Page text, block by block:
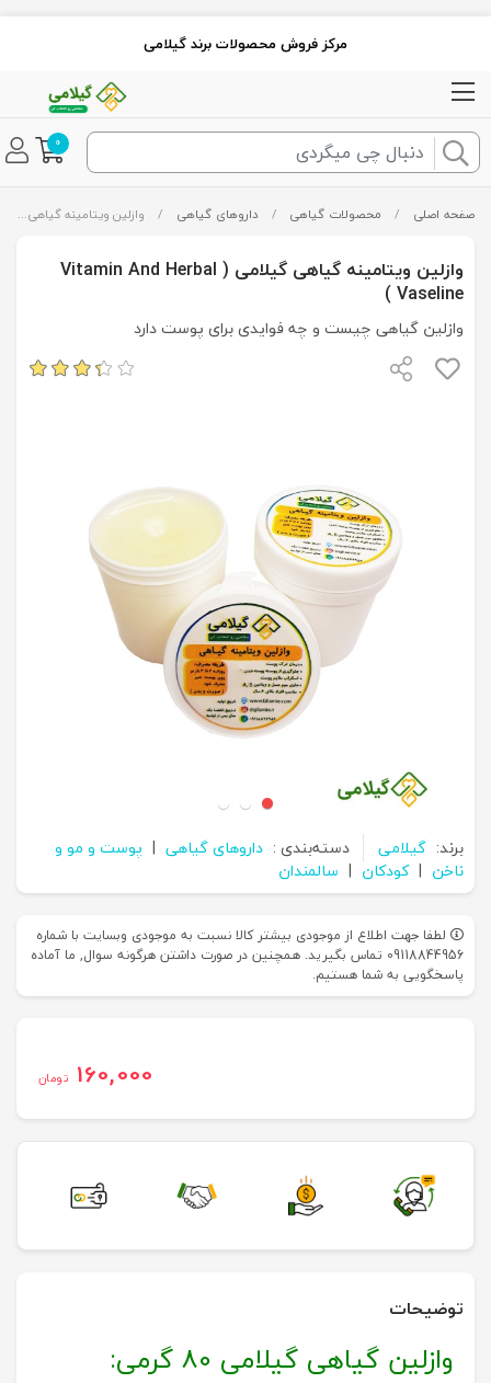
مرکز فروش محصولات برند گیلامی
0
صفحه اصلی / محصولات گیاهی / داروهای گیاهی / وازلین ویتامینه گیاهی گیلامی ( Vitamin And Herbal Vaseline )
وازلین ویتامینه گیاهی گیلامی ( Vitamin And Herbal
Vaseline )
وازلین گیاهی چیست و چه فوایدی برای پوست دارد
برند: گیلامی دسته‌بندی : داروهای گیاهی | پوست و مو و
ناخن | کودکان | سالمندان
لطفا جهت اطلاع از موجودی بیشتر کالا نسبت به موجودی وبسایت با شماره
09118844956 تماس بگیرید. همچنین در صورت داشتن هرگونه سوال, ما آماده
پاسخگویی به شما هستیم.
160,000 تومان
توضیحات
وازلین گیاهی گیلامی 80 گرمی: